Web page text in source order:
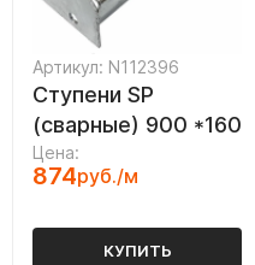
Артикул: N112396
Ступени SP
(сварные) 900 *160
Цена:
874руб./м
КУПИТЬ